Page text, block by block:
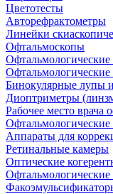
Цветотесты
Авторефрактометры
Линейки
Офтальмоскопы
Офтальмологические
Бинокулярные лупы
Диоптриметры
Рабочее место врача
Аппараты для
Ретинальные камеры
Оптические
Офтальмологические